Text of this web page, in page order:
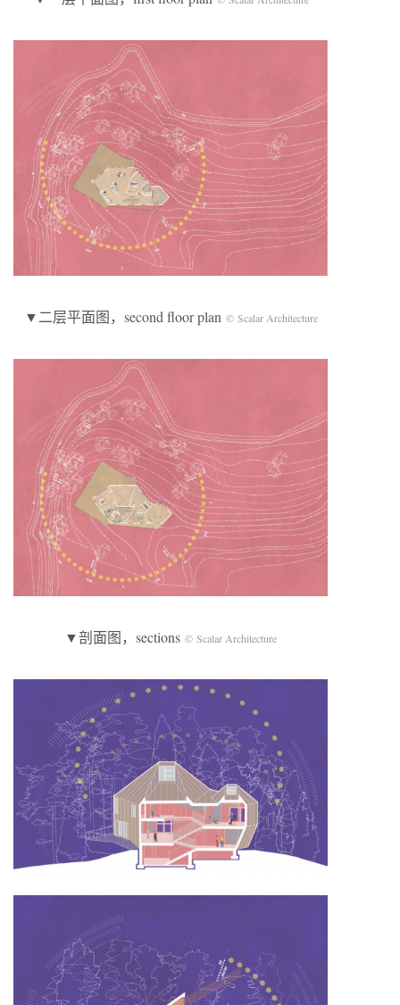
▼二层平面图，second floor plan © Scalar Architecture
▼剖面图，sections © Scalar Architecture